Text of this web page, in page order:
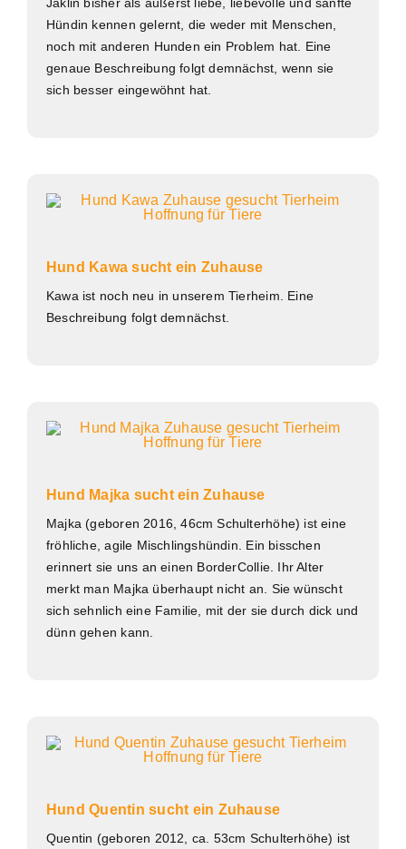
Hündin kennen gelernt, die weder mit Menschen,
noch mit anderen Hunden ein Problem hat. Eine
genaue Beschreibung folgt demnächst, wenn sie
sich besser eingewöhnt hat.
Hund Kawa sucht ein Zuhause
Kawa ist noch neu in unserem Tierheim. Eine
Beschreibung folgt demnächst.
Hund Majka sucht ein Zuhause
Majka (geboren 2016, 46cm Schulterhöhe) ist eine
fröhliche, agile Mischlingshündin. Ein bisschen
erinnert sie uns an einen BorderCollie. Ihr Alter
merkt man Majka überhaupt nicht an. Sie wünscht
sich sehnlich eine Familie, mit der sie durch dick und
dünn gehen kann.
Hund Quentin sucht ein Zuhause
Quentin (geboren 2012, ca. 53cm Schulterhöhe) ist